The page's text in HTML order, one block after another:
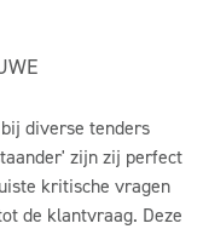
diverse tenders
zijn zij perfect
kritische vragen
de klantvraag. Deze